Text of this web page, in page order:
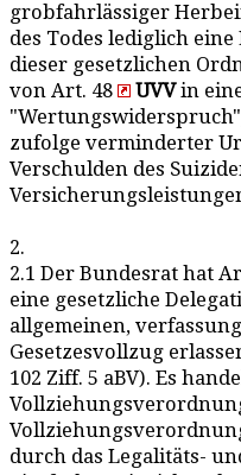
grobfahrlässiger
des Todes lediglich
dieser gesetzlichen
von Art. 48
UVVin
zufolge verminderter
Verschulden des
2.
2.1 Der Bundesrat hat
eine gesetzliche
allgemeinen,
Gesetzesvollzug
102 Ziff. 5 aBV). Es
durch das Legalitäts-